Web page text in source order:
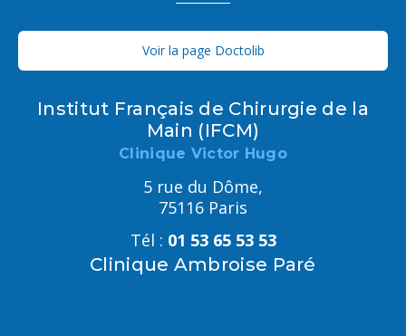
Voir la page Doctolib
Institut Français de Chirurgie de la
Main (IFCM)
Clinique Victor Hugo
5 rue du Dôme,
75116 Paris
Tél : 01 53 65 53 53
Clinique Ambroise Paré